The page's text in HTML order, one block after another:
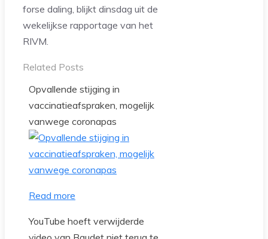
forse daling, blijkt dinsdag uit de
wekelijkse rapportage van het
RIVM.
Related Posts
Opvallende stijging in
vaccinatieafspraken, mogelijk
vanwege coronapas
Read more
YouTube hoeft verwijderde